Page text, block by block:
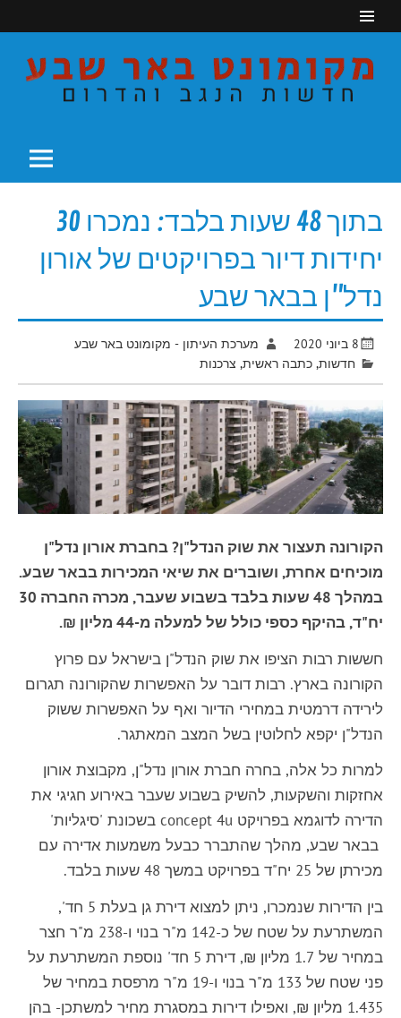
בתוך 48 שעות בלבד: נמכרו 30
יחידות דיור בפרויקטים של אורון
נדל"ן בבאר שבע
8 ביוני 2020
מערכת העיתון - מקומונט באר שבע
חדשות,כתבה ראשית,צרכנות
הקורונה תעצור את שוק הנדל"ן? בחברת אורון נדל"ן
מוכיחים אחרת, ושוברים את שיאי המכירות בבאר שבע.
במהלך 48 שעות בלבד בשבוע שעבר, מכרה החברה 30
יח"ד, בהיקף כספי כולל של למעלה מ-44 מליון ₪.
חששות רבות הציפו את שוק הנדל"ן בישראל עם פרוץ
הקורונה בארץ. רבות דובר על האפשרות שהקורונה תגרום
לירידה דרמטית במחירי הדיור ואף על האפשרות ששוק
הנדל"ן יקפא לחלוטין בשל המצב המאתגר.
למרות כל אלה, בחרה חברת אורון נדל"ן, מקבוצת אורון
אחזקות והשקעות, להשיק בשבוע שעבר באירוע חגיגי את
הדירה לדוגמא בפרויקט concept 4u בשכונת 'סיגליות'
בבאר שבע, מהלך שהתברר כבעל משמעות אדירה עם
מכירתן של 25 יח"ד בפרויקט במשך 48 שעות בלבד.
בין הדירות שנמכרו, ניתן למצוא דירת גן בעלת 5 חד',
המשתרעת על שטח של כ-142 מ"ר בנוי ו-238 מ"ר חצר
במחיר של 1.7 מליון ₪, דירת 5 חד' נוספת המשתרעת על
פני שטח של 133 מ"ר בנוי ו-19 מ"ר מרפסת במחיר של
1.435 מליון ₪, ואפילו דירות במסגרת מחיר למשתכן- בהן